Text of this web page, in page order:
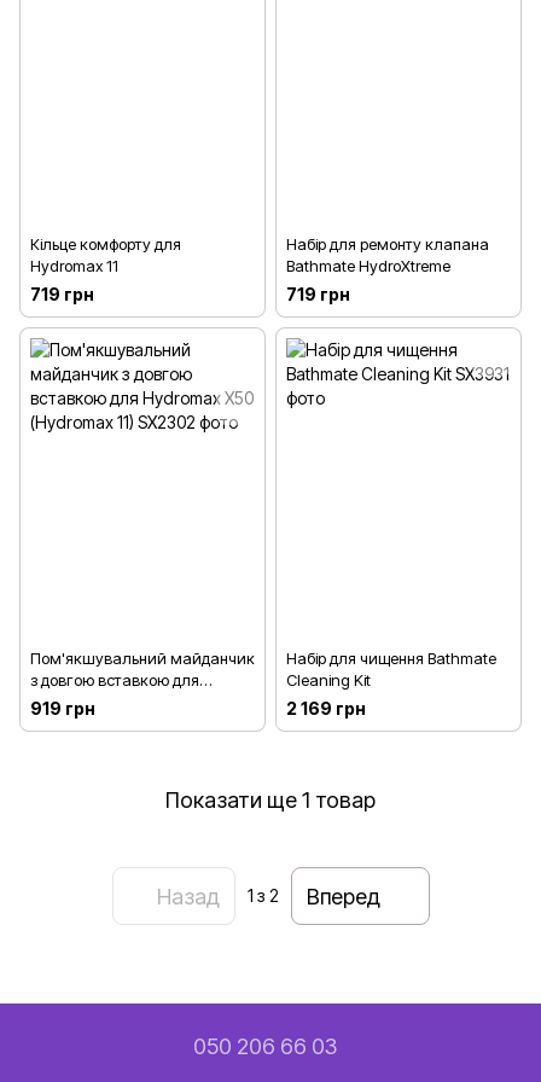
Кільце комфорту для
Hydromax 11
719 грн
Набір для ремонту клапана
Bathmate HydroXtreme
719 грн
Пом'якшувальний майданчик
з довгою вставкою для
Hydromax X50 (Hydromax 11)
919 грн
Набір для чищення Bathmate
Cleaning Kit
2 169 грн
Показати ще 1 товар
Назад 1 з 2 Вперед
050 206 66 03